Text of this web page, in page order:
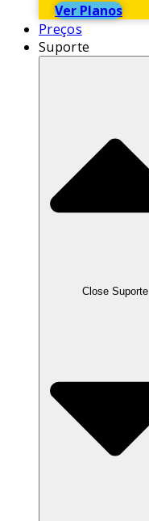
Ver Planos
Preços
Suporte
Close Suporte